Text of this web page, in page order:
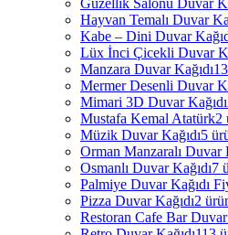
Hayvan Temalı Duvar
Kabe – Dini Duvar
Lüx İnci Çicekli Duvar
Manzara Duvar Kağıdı
Mermer Desenli Duvar
Mimari 3D Duvar Kağıdı
Mustafa Kemal Atatürk2
Müzik Duvar Kağıdı5
Orman Manzaralı Duvar
Osmanlı Duvar Kağıdı7
Palmiye Duvar Kağıdı
Pizza Duvar Kağıdı2
Restoran Cafe Bar Duvar